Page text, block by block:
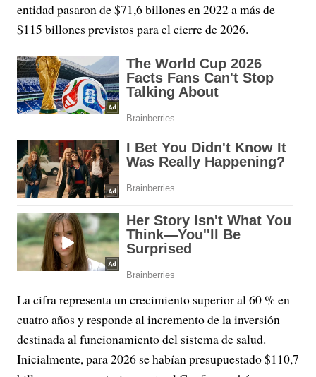
entidad pasaron de $71,6 billones en 2022 a más de
$115 billones previstos para el cierre de 2026.
La cifra representa un crecimiento superior al 60 % en
cuatro años y responde al incremento de la inversión
destinada al funcionamiento del sistema de salud.
Inicialmente, para 2026 se habían presupuestado $110,7